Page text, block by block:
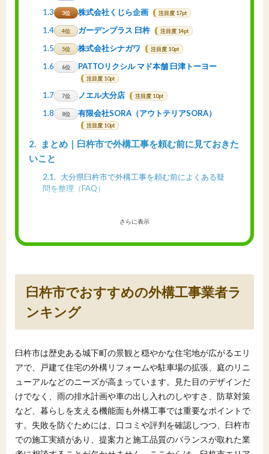
1.3 3位 株式会社くじら企画 注目度 17pt
1.4 4位 ガーデンプラス 臼杵 注目度 14pt
1.5 5位 株式会社シナガワ 注目度 10pt
1.6 6位 PATTOリクシル マド本舗 臼津トーヨー
注目度 10pt
1.7 7位 ノエル大分店 注目度 10pt
1.8 8位 有限会社SORA（アウトテリアSORA）
注目度 10pt
2
まとめ｜臼杵市で外構工事を頼む前に見ておきた
いこと
2.1
大分県臼杵市で外構工事を頼む前によくある疑
問を整理（FAQ）
さらに表示
臼杵市でおすすめの外構工事業者ラ
ンキング
臼杵市は歴史ある城下町の景観と穏やかな住宅地が広がるエリ
アで、戸建て住宅の外構リフォームや駐車場の拡張、庭のリニ
ューアルなどのニーズが高まっています。見た目のデザインだ
けでなく、雨の排水計画や車の出し入れのしやすさ、防草対策
など、暮らしを支える機能面も外構工事では重要なポイントで
す。失敗を防ぐためには、口コミや評判を確認しつつ、臼杵市
での施工実績があり、提案力と施工品質のバランスが取れた業